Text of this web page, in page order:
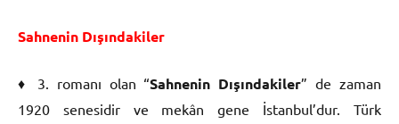
Sahnenin Dışındakiler
♦ 3. romanı olan “Sahnenin Dışındakiler” de zaman
1920 senesidir ve mekân gene İstanbul’dur. Türk